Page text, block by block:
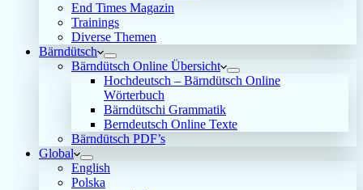
End Times Magazin
Trainings
Diverse Themen
Bärndütsch
Bärndütsch Online Übersicht
Hochdeutsch – Bärndütsch Online
Wörterbuch
Bärndütschi Grammatik
Berndeutsch Online Texte
Bärndütsch PDF’s
Global
English
Polska